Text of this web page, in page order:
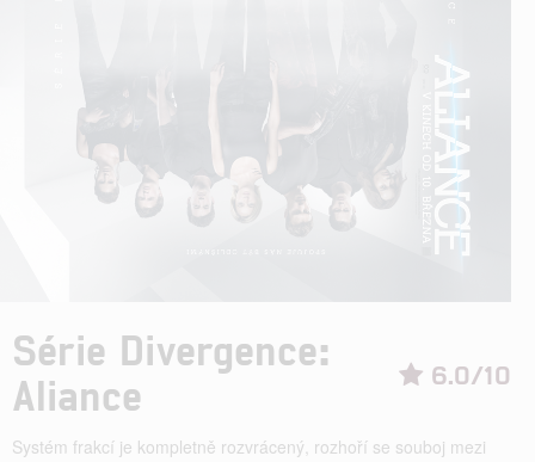
6.0/10
Série Divergence:
Aliance
Systém frakcí je kompletně rozvrácený, rozhoří se souboj mezi